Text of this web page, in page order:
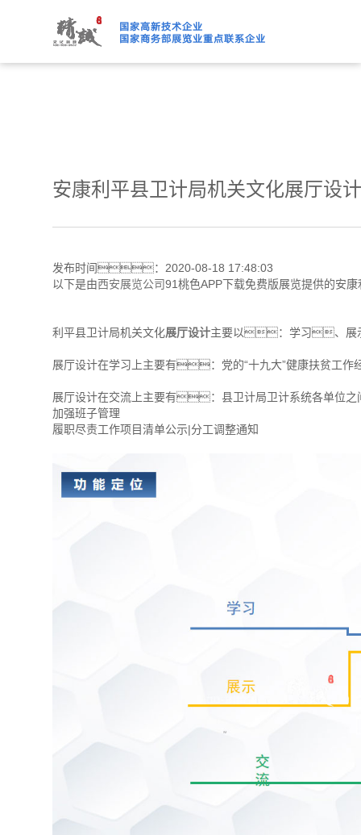
91桃色APP下载免费版,91
安康利平县卫计局机关文化展厅设
发布时间：2020-08-18 17:48:03
以下是由西安展览公司91桃色APP下载免费版展览提供的安
利平县卫计局机关文化展厅设计主要以：学习、
展厅设计在学习上主要有：党的“十九大”健康扶贫工
展厅设计在交流上主要有：县卫计局卫计系统各单
加强班子管理
履职尽责工作项目清单公示|分工调整通知